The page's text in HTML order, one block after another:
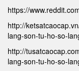
https://
http://
lang-son-tu-ho-so-
http://
lang-son-tu-ho-so-